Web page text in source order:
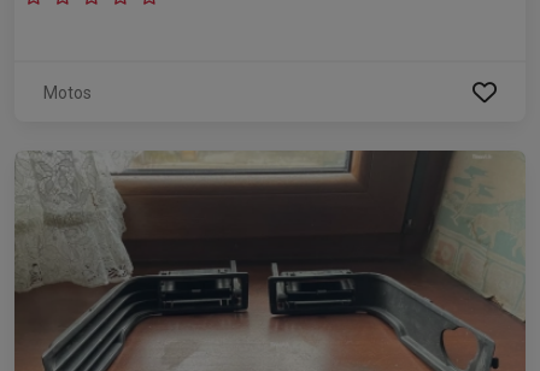
Motos